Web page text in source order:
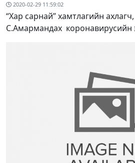
2020-02-29 11:59:02
“Хар сарнай” хамтлагийн
С.Амармандах коронавирусийн